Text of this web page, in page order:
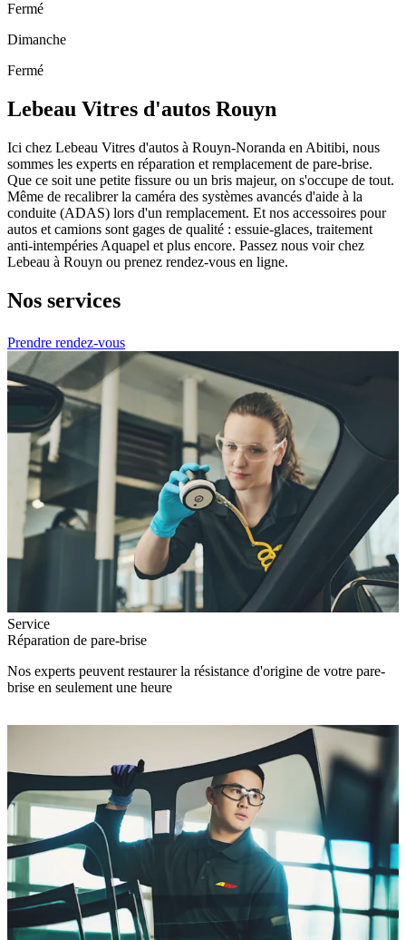
Fermé
Dimanche
Fermé
Lebeau Vitres d'autos Rouyn
Ici chez Lebeau Vitres d'autos à Rouyn-Noranda en Abitibi, nous
sommes les experts en réparation et remplacement de pare-brise.
Que ce soit une petite fissure ou un bris majeur, on s'occupe de tout.
Même de recalibrer la caméra des systèmes avancés d'aide à la
conduite (ADAS) lors d'un remplacement. Et nos accessoires pour
autos et camions sont gages de qualité : essuie-glaces, traitement
anti-intempéries Aquapel et plus encore. Passez nous voir chez
Lebeau à Rouyn ou prenez rendez-vous en ligne.
Nos services
Prendre rendez-vous
Service
Réparation de pare-brise
Nos experts peuvent restaurer la résistance d'origine de votre pare-
brise en seulement une heure